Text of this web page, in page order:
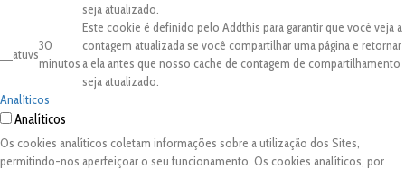
seja atualizado.
__atuvs
30
minutos
Este cookie é definido pelo Addthis para garantir que você veja a
contagem atualizada se você compartilhar uma página e retornar
a ela antes que nosso cache de contagem de compartilhamento
seja atualizado.
Analíticos
Analíticos
Os cookies analíticos coletam informações sobre a utilização dos Sites,
permitindo-nos aperfeiçoar o seu funcionamento. Os cookies analíticos, por